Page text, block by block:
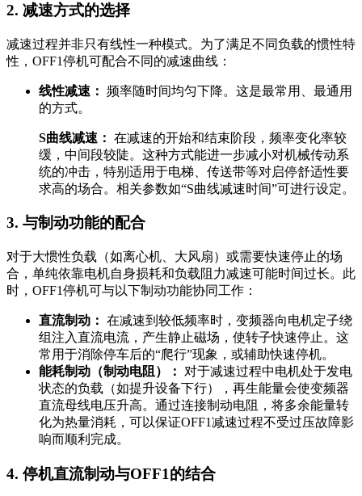
2. 减速方式的选择
减速过程并非只有线性一种模式。为了满足不同负载的惯性特
性，OFF1停机可配合不同的减速曲线：
线性减速： 频率随时间均匀下降。这是最常用、最通用
的方式。
S曲线减速： 在减速的开始和结束阶段，频率变化率较
缓，中间段较陡。这种方式能进一步减小对机械传动系
统的冲击，特别适用于电梯、传送带等对启停舒适性要
求高的场合。相关参数如“S曲线减速时间”可进行设定。
3. 与制动功能的配合
对于大惯性负载（如离心机、大风扇）或需要快速停止的场
合，单纯依靠电机自身损耗和负载阻力减速可能时间过长。此
时，OFF1停机可与以下制动功能协同工作：
直流制动： 在减速到较低频率时，变频器向电机定子绕
组注入直流电流，产生静止磁场，使转子快速停止。这
常用于消除停车后的“爬行”现象，或辅助快速停机。
能耗制动（制动电阻）：
对于减速过程中电机处于发电
状态的负载（如提升设备下行），再生能量会使变频器
直流母线电压升高。通过连接制动电阻，将多余能量转
化为热量消耗，可以保证OFF1减速过程不受过压故障影
响而顺利完成。
4. 停机直流制动与OFF1的结合